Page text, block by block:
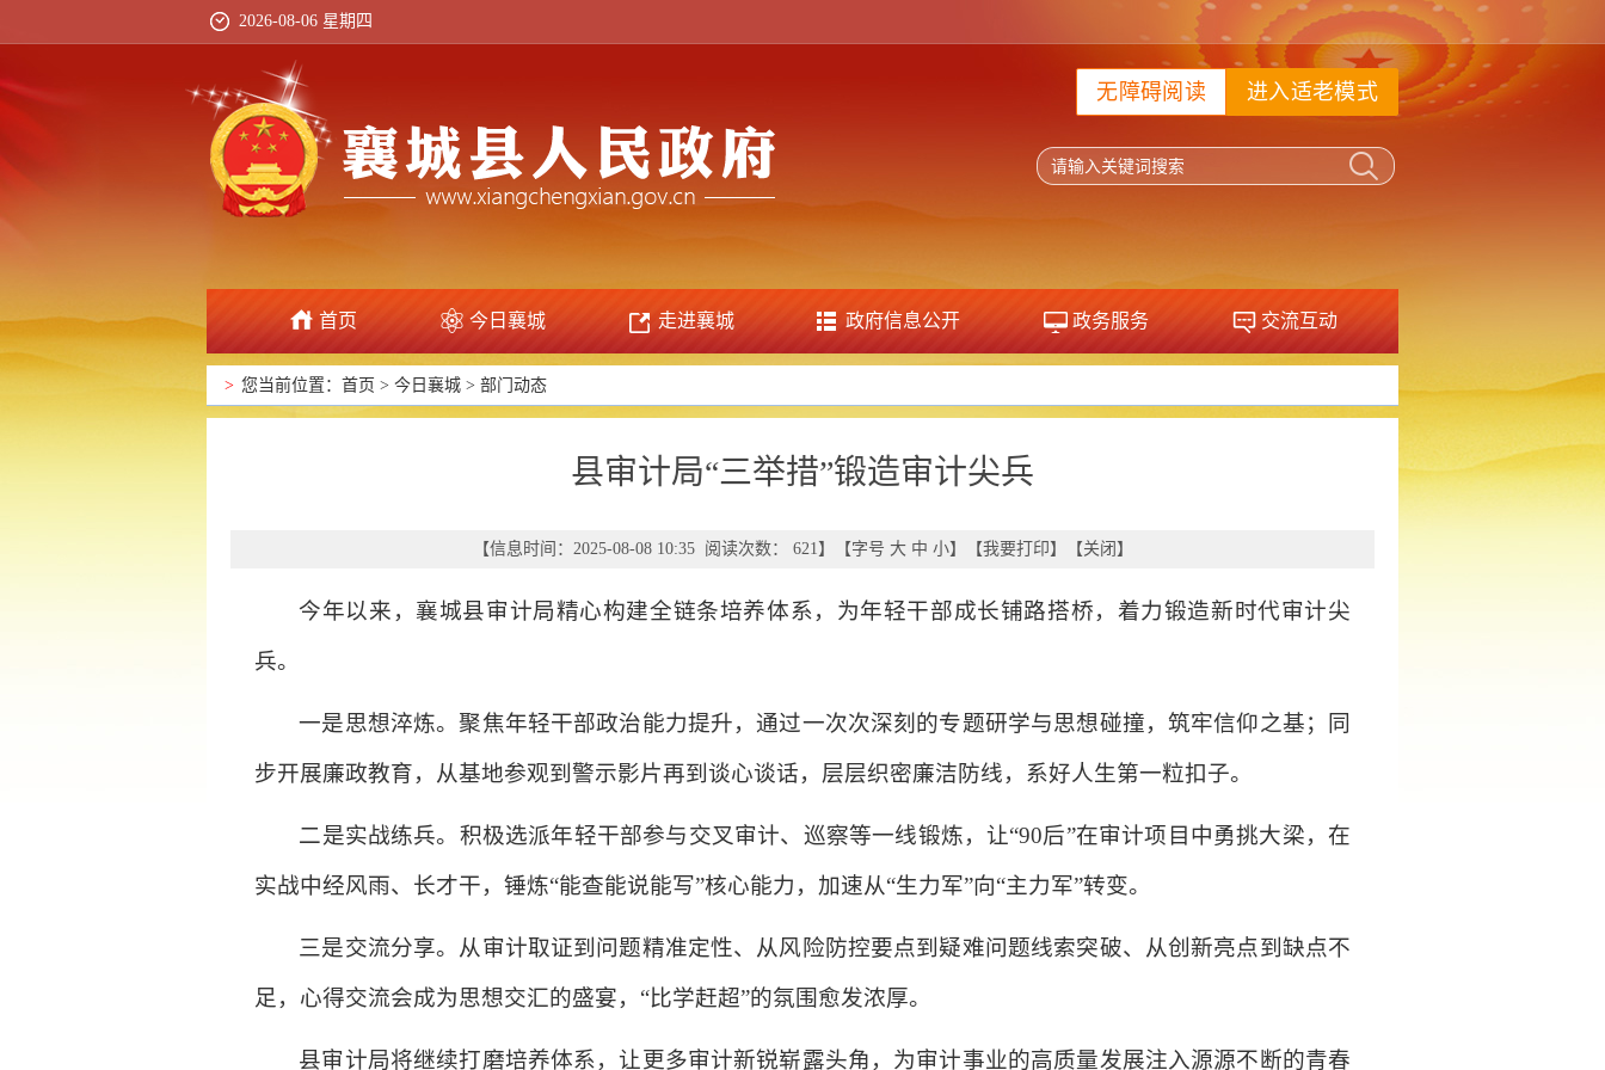
2026-08-06 星期四
进入适老模式
无障碍阅读
首页 今日襄城 走进襄城 政府信息公开 政务服务 交流互动
> 您当前位置： 首页 > 今日襄城 > 部门动态
县审计局“三举措”锻造审计尖兵
【信息时间：2025-08-08 10:35 阅读次数： 621】【字号 大 中 小】【我要打印】【关闭 】
今年以来，襄城县审计局精心构建全链条培养体系，为年轻干部成长铺路搭桥，着力锻造新时代审计尖
兵。
一是思想淬炼。聚焦年轻干部政治能力提升，通过一次次深刻的专题研学与思想碰撞，筑牢信仰之基；同
步开展廉政教育，从基地参观到警示影片再到谈心谈话，层层织密廉洁防线，系好人生第一粒扣子。
二是实战练兵。积极选派年轻干部参与交叉审计、巡察等一线锻炼，让“90后”在审计项目中勇挑大梁，在
实战中经风雨、长才干，锤炼“能查能说能写”核心能力，加速从“生力军”向“主力军”转变。
三是交流分享。从审计取证到问题精准定性、从风险防控要点到疑难问题线索突破、从创新亮点到缺点不
足，心得交流会成为思想交汇的盛宴，“比学赶超”的氛围愈发浓厚。
县审计局将继续打磨培养体系，让更多审计新锐崭露头角，为审计事业的高质量发展注入源源不断的青春